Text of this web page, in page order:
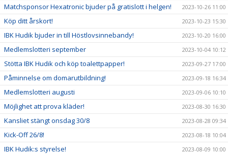
Matchsponsor Hexatronic bjuder på gratislott i helgen! 2023-10-26 11:00
Köp ditt årskort! 2023-10-23 15:30
IBK Hudik bjuder in till Höstlovsinnebandy! 2023-10-20 16:00
Medlemslotteri september 2023-10-04 10:12
Stötta IBK Hudik och köp toalettpapper! 2023-09-27 17:00
Påminnelse om domarutbildning! 2023-09-18 16:34
Medlemslotteri augusti 2023-09-06 10:10
Möjlighet att prova kläder! 2023-08-30 16:30
Kansliet stängt onsdag 30/8 2023-08-28 09:34
Kick-Off 26/8! 2023-08-18 10:04
IBK Hudik:s styrelse!
2023-08-09 10:00